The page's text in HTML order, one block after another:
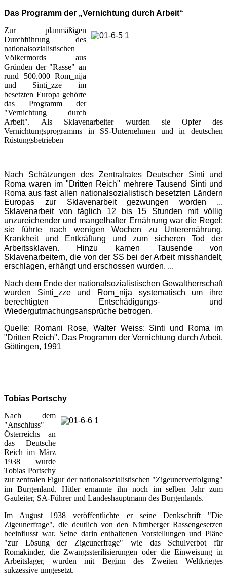
Das Programm der „Vernichtung durch Arbeit“
Zur planmäßigen
Durchführung des
nationalsozialistischen
Völkermords aus
Gründen der "Rasse" an
rund 500.000 Rom_nija
und Sinti_zze im
besetzten Europa gehörte
das Programm der
"Vernichtung durch
Arbeit". Als Sklavenarbeiter wurden sie Opfer des
Vernichtungsprogramms in SS-Unternehmen und in deutschen
Rüstungsbetrieben
Nach Schätzungen des Zentralrates Deutscher Sinti und
Roma waren im "Dritten Reich" mehrere Tausend Sinti und
Roma aus fast allen nationalsozialistisch besetzten Ländern
Europas zur Sklavenarbeit gezwungen worden ...
Sklavenarbeit von täglich 12 bis 15 Stunden mit völlig
unzureichender und mangelhafter Ernährung war die Regel;
sie führte nach wenigen Wochen zu Unterernährung,
Krankheit und Entkräftung und zum sicheren Tod der
Arbeitssklaven. Hinzu kamen Tausende von
Sklavenarbeitern, die von der SS bei der Arbeit misshandelt,
erschlagen, erhängt und erschossen wurden. ...
Nach dem Ende der nationalsozialistischen Gewaltherrschaft
wurden Sinti_zze und Rom_nija systematisch um ihre
berechtigten Entschädigungs- und
Wiedergutmachungsansprüche betrogen.
Quelle: Romani Rose, Walter Weiss: Sinti und Roma im
"Dritten Reich". Das Programm der Vernichtung durch Arbeit.
Göttingen, 1991
Tobias Portschy
Nach dem
"Anschluss"
Österreichs an
das Deutsche
Reich im März
1938 wurde
Tobias Portschy
zur zentralen Figur der nationalsozialistischen "Zigeunerverfolgung"
im Burgenland. Hitler ernannte ihn noch im selben Jahr zum
Gauleiter, SA-Führer und Landeshauptmann des Burgenlands.
Im August 1938 veröffentlichte er seine Denkschrift "Die
Zigeunerfrage", die deutlich von den Nürnberger Rassengesetzen
beeinflusst war. Seine darin enthaltenen Vorstellungen und Pläne
"zur Lösung der Zigeunerfrage" wie das Schulverbot für
Romakinder, die Zwangssterilisierungen oder die Einweisung in
Arbeitslager, wurden mit Beginn des Zweiten Weltkrieges
sukzessive umgesetzt.